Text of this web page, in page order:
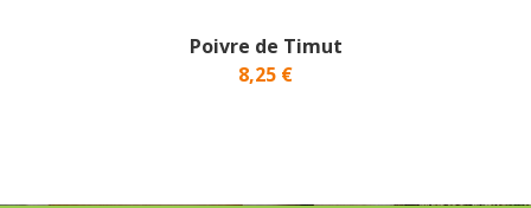
Poivre de Timut
8,25 €